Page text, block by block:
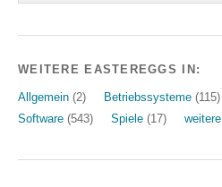
WEITERE EASTEREGGS IN:
Allgemein (2) Betriebssysteme (115)
Software (543) Spiele (17) weitere